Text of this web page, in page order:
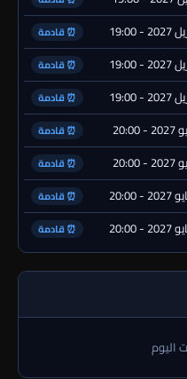
⏰ قادمة
⏰ قادمة
⏰ قادمة
⏰ قادمة
⏰ قادمة
⏰ قادمة
⏰ قادمة
اليوم